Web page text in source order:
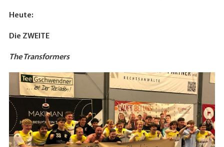
Heute:
Die ZWEITE
The Transformers